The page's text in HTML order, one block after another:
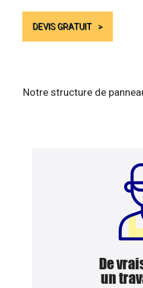
DEVIS GRATUIT
Notre structure de
De
un